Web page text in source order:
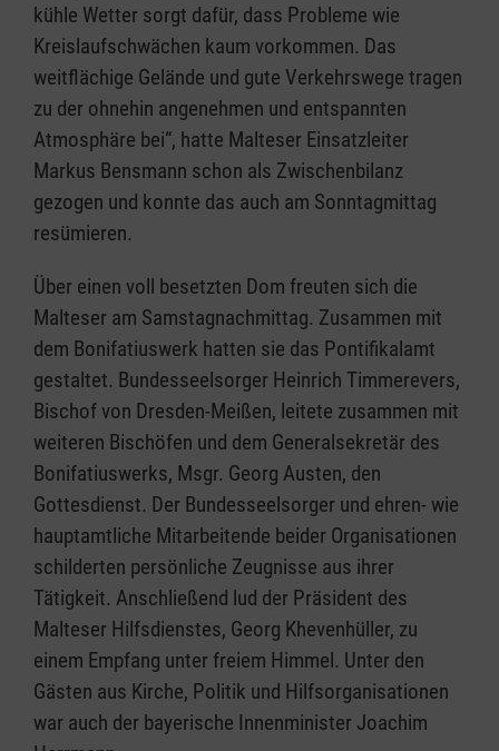
kühle Wetter sorgt dafür, dass Probleme wie
Kreislaufschwächen kaum vorkommen. Das
weitflächige Gelände und gute Verkehrswege tragen
zu der ohnehin angenehmen und entspannten
Atmosphäre bei“, hatte Malteser Einsatzleiter
Markus Bensmann schon als Zwischenbilanz
gezogen und konnte das auch am Sonntagmittag
resümieren.
Über einen voll besetzten Dom freuten sich die
Malteser am Samstagnachmittag. Zusammen mit
dem Bonifatiuswerk hatten sie das Pontifikalamt
gestaltet. Bundesseelsorger Heinrich Timmerevers,
Bischof von Dresden-Meißen, leitete zusammen mit
weiteren Bischöfen und dem Generalsekretär des
Bonifatiuswerks, Msgr. Georg Austen, den
Gottesdienst. Der Bundesseelsorger und ehren- wie
hauptamtliche Mitarbeitende beider Organisationen
schilderten persönliche Zeugnisse aus ihrer
Tätigkeit. Anschließend lud der Präsident des
Malteser Hilfsdienstes, Georg Khevenhüller, zu
einem Empfang unter freiem Himmel. Unter den
Gästen aus Kirche, Politik und Hilfsorganisationen
war auch der bayerische Innenminister Joachim